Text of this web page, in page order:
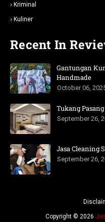
Kriminal
Kuliner
Recent In
Gantungan
Handmade
October 06,
Tukang
September 26,
Jasa Cleaning
September 26,
Copyright © 2026